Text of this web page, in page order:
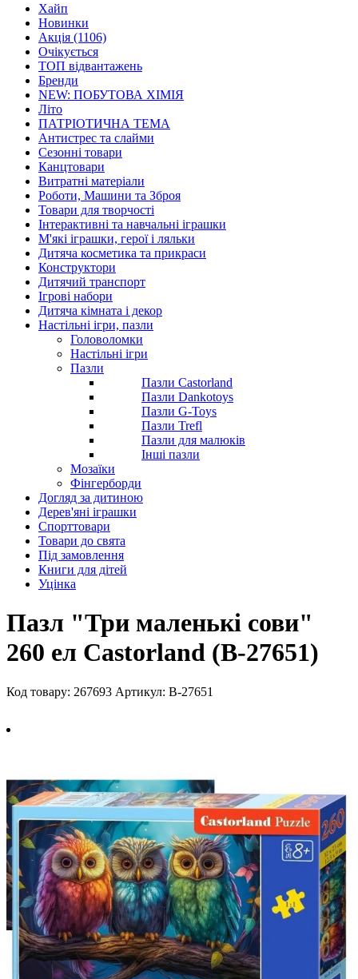
Хайп
Новинки
Акція (1106)
Очікується
ТОП відвантажень
Бренди
NEW: ПОБУТОВА ХІМІЯ
Літо
ПАТРІОТИЧНА ТЕМА
Антистрес та слайми
Сезонні товари
Канцтовари
Витратні матеріали
Роботи, Машини та Зброя
Товари для творчості
Інтерактивні та навчальні іграшки
М'які іграшки, герої і ляльки
Дитяча косметика та прикраси
Конструктори
Дитячий транспорт
Ігрові набори
Дитяча кімната і декор
Настільні ігри, пазли
Головоломки
Настільні ігри
Пазли
Пазли Castorland
Пазли Dankotoys
Пазли G-Toys
Пазли Trefl
Пазли для малюків
Інші пазли
Мозаїки
Фінгерборди
Догляд за дитиною
Дерев'яні іграшки
Спорттовари
Товари до свята
Під замовлення
Книги для дітей
Уцінка
Пазл "Три маленькі сови"
260 ел Castorland (B-27651)
Код товару: 267693 Артикул: B-27651